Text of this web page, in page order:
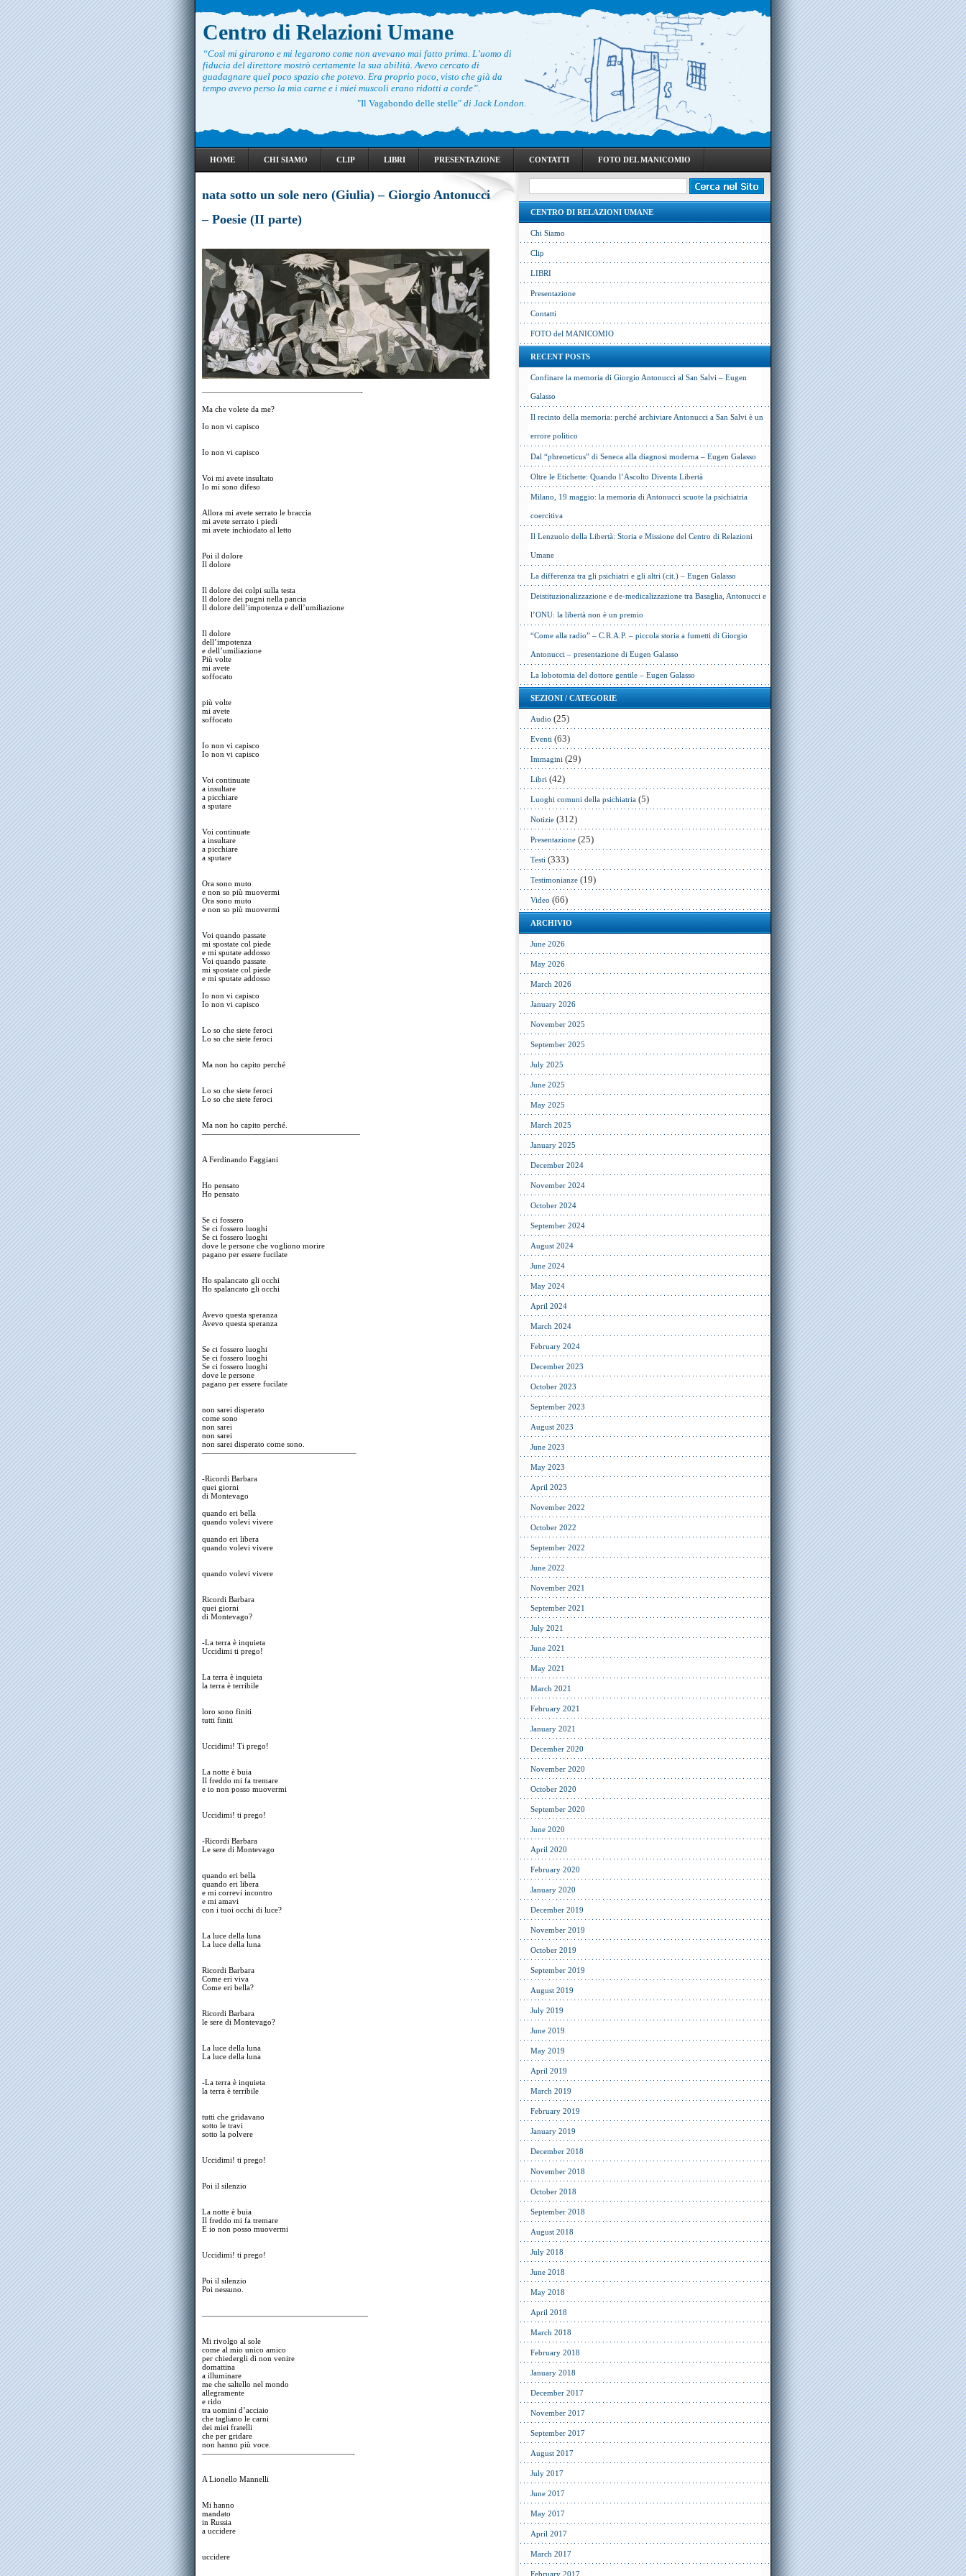
Centro di Relazioni Umane
“Così mi girarono e mi legarono come non avevano mai fatto prima. L’uomo di
fiducia del direttore mostrò certamente la sua abilità. Avevo cercato di
guadagnare quel poco spazio che potevo. Era proprio poco, visto che già da
tempo avevo perso la mia carne e i miei muscoli erano ridotti a corde”.
"Il Vagabondo delle stelle" di Jack London.
HOME CHI SIAMO CLIP LIBRI PRESENTAZIONE CONTATTI FOTO DEL MANICOMIO
nata sotto un sole nero (Giulia) – Giorgio Antonucci
– Poesie (II parte)
————————————————————-
Ma che volete da me?
Io non vi capisco
Io non vi capisco
Voi mi avete insultato
Io mi sono difeso
Allora mi avete serrato le braccia
mi avete serrato i piedi
mi avete inchiodato al letto
Poi il dolore
Il dolore
Il dolore dei colpi sulla testa
Il dolore dei pugni nella pancia
Il dolore dell’impotenza e dell’umiliazione
Il dolore
dell’impotenza
e dell’umiliazione
Più volte
mi avete
soffocato
più volte
mi avete
soffocato
Io non vi capisco
Io non vi capisco
Voi continuate
a insultare
a picchiare
a sputare
Voi continuate
a insultare
a picchiare
a sputare
Ora sono muto
e non so più muovermi
Ora sono muto
e non so più muovermi
Voi quando passate
mi spostate col piede
e mi sputate addosso
Voi quando passate
mi spostate col piede
e mi sputate addosso
Io non vi capisco
Io non vi capisco
Lo so che siete feroci
Lo so che siete feroci
Ma non ho capito perché
Lo so che siete feroci
Lo so che siete feroci
Ma non ho capito perché.
————————————————————
A Ferdinando Faggiani
Ho pensato
Ho pensato
Se ci fossero
Se ci fossero luoghi
Se ci fossero luoghi
dove le persone che vogliono morire
pagano per essere fucilate
Ho spalancato gli occhi
Ho spalancato gli occhi
Avevo questa speranza
Avevo questa speranza
Se ci fossero luoghi
Se ci fossero luoghi
Se ci fossero luoghi
dove le persone
pagano per essere fucilate
non sarei disperato
come sono
non sarei
non sarei
non sarei disperato come sono.
———————————————————–
-Ricordi Barbara
quei giorni
di Montevago
quando eri bella
quando volevi vivere
quando eri libera
quando volevi vivere
quando volevi vivere
Ricordi Barbara
quei giorni
di Montevago?
-La terra è inquieta
Uccidimi ti prego!
La terra è inquieta
la terra è terribile
loro sono finiti
tutti finiti
Uccidimi! Ti prego!
La notte è buia
Il freddo mi fa tremare
e io non posso muovermi
Uccidimi! ti prego!
-Ricordi Barbara
Le sere di Montevago
quando eri bella
quando eri libera
e mi correvi incontro
e mi amavi
con i tuoi occhi di luce?
La luce della luna
La luce della luna
Ricordi Barbara
Come eri viva
Come eri bella?
Ricordi Barbara
le sere di Montevago?
La luce della luna
La luce della luna
-La terra è inquieta
la terra è terribile
tutti che gridavano
sotto le travi
sotto la polvere
Uccidimi! ti prego!
Poi il silenzio
La notte è buia
Il freddo mi fa tremare
E io non posso muovermi
Uccidimi! ti prego!
Poi il silenzio
Poi nessuno.
—————————————————————
Mi rivolgo al sole
come al mio unico amico
per chiedergli di non venire
domattina
a illuminare
me che saltello nel mondo
allegramente
e rido
tra uomini d’acciaio
che tagliano le carni
dei miei fratelli
che per gridare
non hanno più voce.
———————————————————-
A Lionello Mannelli
Mi hanno
mandato
in Russia
a uccidere
uccidere
CENTRO DI RELAZIONI UMANE
Chi Siamo
Clip
LIBRI
Presentazione
Contatti
FOTO del MANICOMIO
RECENT POSTS
Confinare la memoria di Giorgio Antonucci al San Salvi – Eugen
Galasso
Il recinto della memoria: perché archiviare Antonucci a San Salvi è un
errore politico
Dal “phreneticus” di Seneca alla diagnosi moderna – Eugen Galasso
Oltre le Etichette: Quando l’Ascolto Diventa Libertà
Milano, 19 maggio: la memoria di Antonucci scuote la psichiatria
coercitiva
Il Lenzuolo della Libertà: Storia e Missione del Centro di Relazioni
Umane
La differenza tra gli psichiatri e gli altri (cit.) – Eugen Galasso
Deistituzionalizzazione e de-medicalizzazione tra Basaglia, Antonucci e
l’ONU: la libertà non è un premio
“Come alla radio” – C.R.A.P. – piccola storia a fumetti di Giorgio
Antonucci – presentazione di Eugen Galasso
La lobotomia del dottore gentile – Eugen Galasso
SEZIONI / CATEGORIE
Audio (25)
Eventi (63)
Immagini (29)
Libri (42)
Luoghi comuni della psichiatria (5)
Notizie (312)
Presentazione (25)
Testi (333)
Testimonianze (19)
Video (66)
ARCHIVIO
June 2026
May 2026
March 2026
January 2026
November 2025
September 2025
July 2025
June 2025
May 2025
March 2025
January 2025
December 2024
November 2024
October 2024
September 2024
August 2024
June 2024
May 2024
April 2024
March 2024
February 2024
December 2023
October 2023
September 2023
August 2023
June 2023
May 2023
April 2023
November 2022
October 2022
September 2022
June 2022
November 2021
September 2021
July 2021
June 2021
May 2021
March 2021
February 2021
January 2021
December 2020
November 2020
October 2020
September 2020
June 2020
April 2020
February 2020
January 2020
December 2019
November 2019
October 2019
September 2019
August 2019
July 2019
June 2019
May 2019
April 2019
March 2019
February 2019
January 2019
December 2018
November 2018
October 2018
September 2018
August 2018
July 2018
June 2018
May 2018
April 2018
March 2018
February 2018
January 2018
December 2017
November 2017
September 2017
August 2017
July 2017
June 2017
May 2017
April 2017
March 2017
February 2017